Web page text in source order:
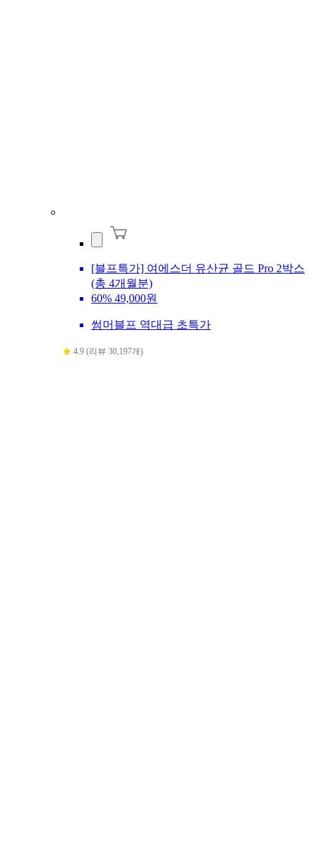
[블프특가] 여에스더 유산균 골드 Pro 2박스
(총 4개월분)
60% 49,000원
썸머블프 역대급 초특가
4.9 (리뷰 30,197개)